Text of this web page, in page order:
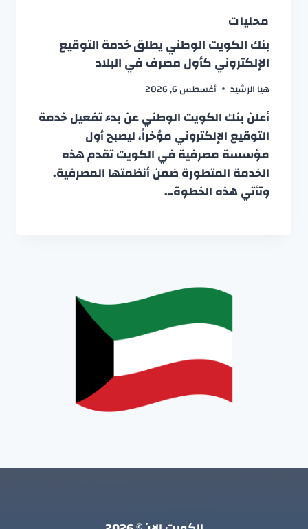
محليات
بنك الكويت الوطني يطلق خدمة التوقيع
الإلكتروني كأول مصرف في البلاد
هيا الرشيد أغسطس 6, 2026
أعلن بنك الكويت الوطني عن بدء تفعيل خدمة
التوقيع الإلكتروني مؤخراً، ليصبح أول
مؤسسة مصرفية في الكويت تقدم هذه
الخدمة المتطورة ضمن أنظمتها المصرفية.
وتأتي هذه الخطوة…